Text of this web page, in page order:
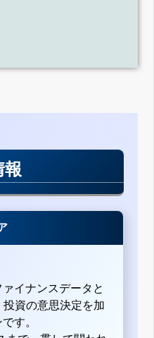
報
イナンスデータと
資の意思決定を加
す。